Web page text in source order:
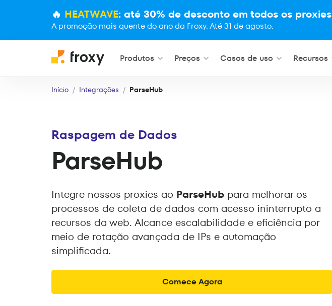
🔥 HEATWAVE: até 30% de desconto em todos os proxies
A promoção mais quente do ano da Froxy. Até 31 de agosto.
Produtos Preços Casos de uso Recursos
Início Integrações ParseHub
Raspagem de Dados
ParseHub
Integre nossos proxies ao ParseHub para melhorar os
processos de coleta de dados com acesso ininterrupto a
recursos da web. Alcance escalabilidade e eficiência por
meio de rotação avançada de IPs e automação
simplificada.
Comece Agora